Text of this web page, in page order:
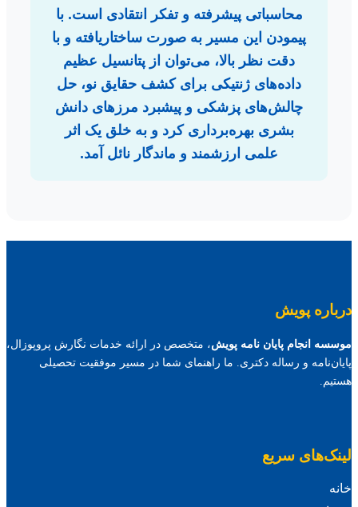
محاسباتی پیشرفته و تفکر انتقادی است. با
پیمودن این مسیر به صورت ساختاریافته و با
دقت نظر بالا، می‌توان از پتانسیل عظیم
داده‌های ژنتیکی برای کشف حقایق نو، حل
چالش‌های پزشکی و پیشبرد مرزهای دانش
بشری بهره‌برداری کرد و به خلق یک اثر
علمی ارزشمند و ماندگار نائل آمد.
درباره پویش
موسسه انجام پایان نامه پویش، متخصص در ارائه خدمات نگارش پروپوزال،
پایان‌نامه و رساله دکتری. ما راهنمای شما در مسیر موفقیت تحصیلی
هستیم.
لینک‌های سریع
خانه